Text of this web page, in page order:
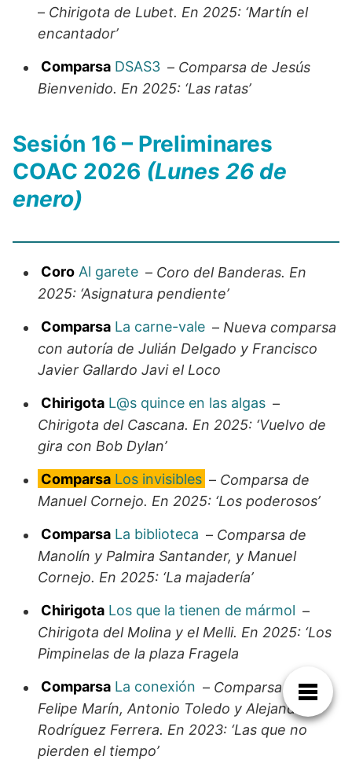
– Chirigota de Lubet. En 2025: ‘Martín el
encantador’
Comparsa DSAS3 – Comparsa de Jesús
Bienvenido. En 2025: ‘Las ratas’
Sesión 16 – Preliminares
COAC 2026 (Lunes 26 de
enero)
Coro Al garete – Coro del Banderas. En
2025: ‘Asignatura pendiente’
Comparsa La carne-vale – Nueva comparsa
con autoría de Julián Delgado y Francisco
Javier Gallardo Javi el Loco
Chirigota L@s quince en las algas –
Chirigota del Cascana. En 2025: ‘Vuelvo de
gira con Bob Dylan’
Comparsa Los invisibles – Comparsa de
Manuel Cornejo. En 2025: ‘Los poderosos’
Comparsa La biblioteca – Comparsa de
Manolín y Palmira Santander, y Manuel
Cornejo. En 2025: ‘La majadería’
Chirigota Los que la tienen de mármol –
Chirigota del Molina y el Melli. En 2025: ‘Los
Pimpinelas de la plaza Fragela
Comparsa La conexión – Comparsa de
Felipe Marín, Antonio Toledo y Alejandro
Rodríguez Ferrera. En 2023: ‘Las que no
pierden el tiempo’